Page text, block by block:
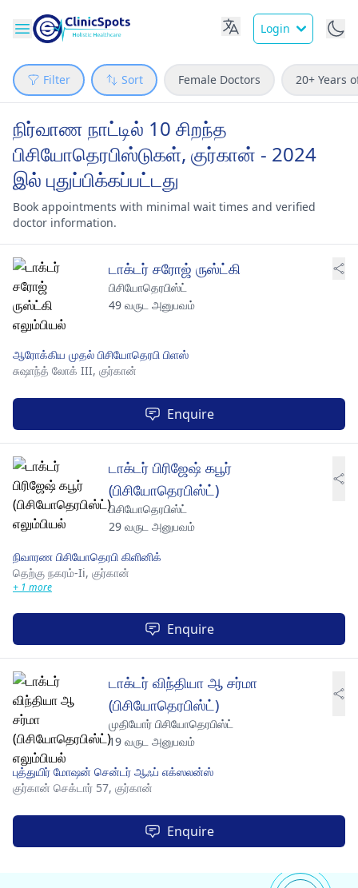
Login
Filter Sort Female Doctors 20+ Years
நிர்வாண நாட்டில் 10 சிறந்த
பிசியோதெரபிஸ்டுகள், குர்கான் - 2024
இல் புதுப்பிக்கப்பட்டது
Book appointments with minimal wait times and verified
doctor information.
டாக்டர் சரோஜ் ருஸ்ட்கி
பிசியோதெரபிஸ்ட்
49 வருட அனுபவம்
ஆரோக்கிய முதல் பிசியோதெரபி பிளஸ்
சுஷாந்த் லோக் III, குர்கான்
Enquire
டாக்டர் பிரிஜேஷ் கபூர்
(பிசியோதெரபிஸ்ட்)
பிசியோதெரபிஸ்ட்
29 வருட அனுபவம்
நிவாரண பிசியோதெரபி கிளினிக்
தெற்கு நகரம்-Ii, குர்கான்
+ 1 more
Enquire
டாக்டர் விந்தியா ஆ சர்மா
(பிசியோதெரபிஸ்ட்)
முதியோர் பிசியோதெரபிஸ்ட்
19 வருட அனுபவம்
புத்துயிர் மோஷன் சென்டர் ஆஃப் எக்ஸலன்ஸ்
குர்கான் செக்டார் 57, குர்கான்
Enquire